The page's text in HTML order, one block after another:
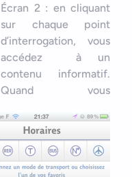
Écran 2 : en cliquant
sur chaque point
d’interrogation, vous
accédez à un
contenu informatif.
Quand vous